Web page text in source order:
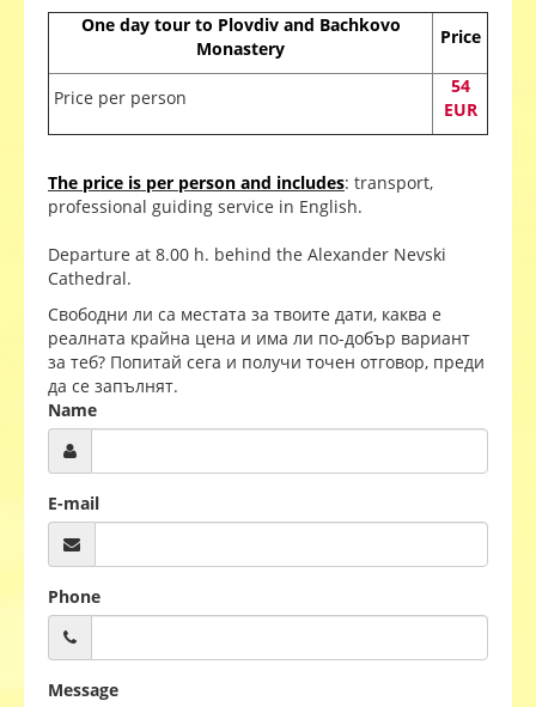
One day tour to Plovdiv and Bachkovo
Monastery
Price
Price per person
54
EUR
The price is per person and includes: transport,
professional guiding service in English.
Departure at 8.00 h. behind the Alexander Nevski
Cathedral.
Свободни ли са местата за твоите дати, каква е
реалната крайна цена и има ли по-добър вариант
за теб? Попитай сега и получи точен отговор, преди
да се запълнят.
Name
E-mail
Phone
Message